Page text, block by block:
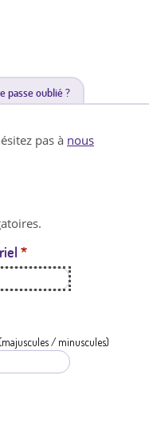
passe oublié ?
pas à nous
*
/ minuscules)